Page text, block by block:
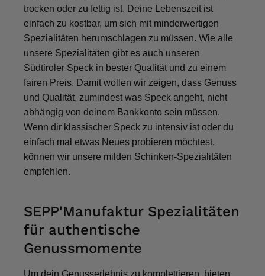
trocken oder zu fettig ist. Deine Lebenszeit ist
einfach zu kostbar, um sich mit minderwertigen
Spezialitäten herumschlagen zu müssen. Wie alle
unsere Spezialitäten gibt es auch unseren
Südtiroler Speck in bester Qualität und zu einem
fairen Preis. Damit wollen wir zeigen, dass Genuss
und Qualität, zumindest was Speck angeht, nicht
abhängig von deinem Bankkonto sein müssen.
Wenn dir klassischer Speck zu intensiv ist oder du
einfach mal etwas Neues probieren möchtest,
können wir unsere milden Schinken-Spezialitäten
empfehlen.
SEPP'Manufaktur Spezialitäten
für authentische
Genussmomente